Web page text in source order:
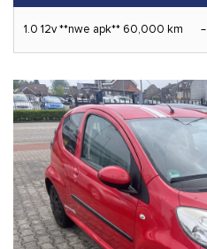
1.0 12v **nwe apk** 60,000 km